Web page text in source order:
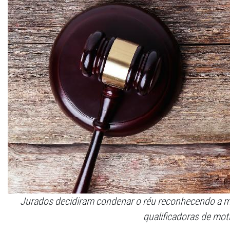
Jurados decidiram condenar o réu reconhecendo a
qualificadoras de